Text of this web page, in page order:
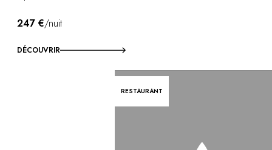
247 €/nuit
DÉCOUVRIR
RESTAURANT